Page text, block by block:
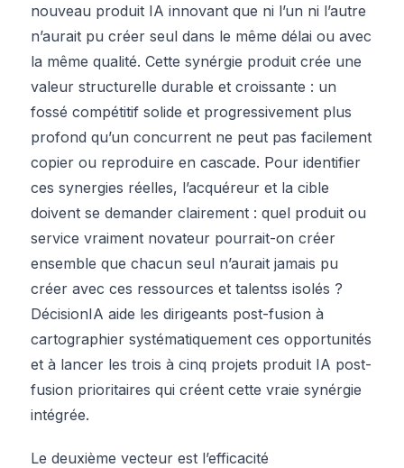
nouveau produit IA innovant que ni l’un ni l’autre
n’aurait pu créer seul dans le même délai ou avec
la même qualité. Cette synérgie produit crée une
valeur structurelle durable et croissante : un
fossé compétitif solide et progressivement plus
profond qu’un concurrent ne peut pas facilement
copier ou reproduire en cascade. Pour identifier
ces synergies réelles, l’acquéreur et la cible
doivent se demander clairement : quel produit ou
service vraiment novateur pourrait-on créer
ensemble que chacun seul n’aurait jamais pu
créer avec ces ressources et talentss isolés ?
DécisionIA aide les dirigeants post-fusion à
cartographier systématiquement ces opportunités
et à lancer les trois à cinq projets produit IA post-
fusion prioritaires qui créent cette vraie synérgie
intégrée.
Le deuxième vecteur est l’efficacité